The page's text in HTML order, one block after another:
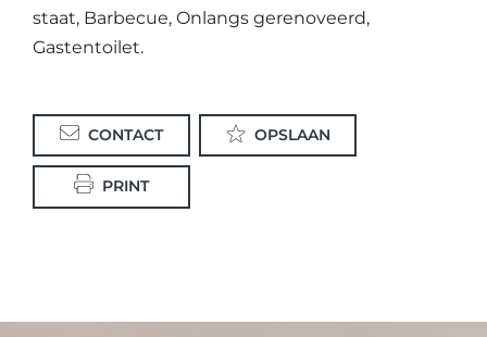
staat, Barbecue, Onlangs gerenoveerd,
Gastentoilet.
CONTACT OPSLAAN
PRINT